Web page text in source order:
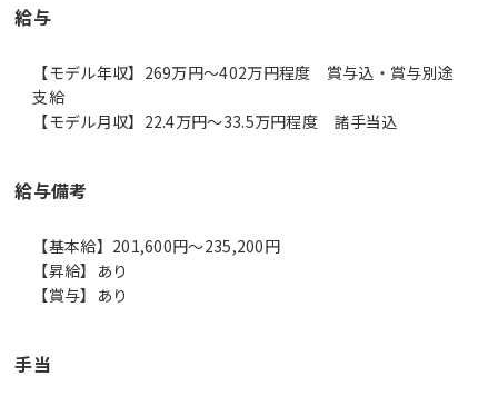
給与
【モデル年収】269万円〜402万円程度 賞与込・賞与別途
支給
【モデル月収】22.4万円〜33.5万円程度 諸手当込
給与備考
【基本給】201,600円～235,200円
【昇給】あり
【賞与】あり
手当